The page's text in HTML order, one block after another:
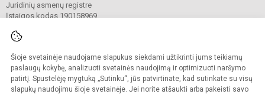
Šioje svetainėje naudojame slapukus siekdami užtikrinti jums teikiamų
paslaugų kokybę, analizuoti svetainės naudojimą ir optimizuoti naršymo
patirtį. Spustelėję mygtuką „Sutinku“, jūs patvirtinate, kad sutinkate su visų
slapukų naudojimu šioje svetainėje. Jei norite atšaukti arba pakeisti savo
Juridinių asmenų registre
Įstaigos kodas 190158969
© 2024. Mažeikių lopšelis-darželis „Žilvitis“. Visos teisės saugomos.
Kopijuoti turinį be raštiško įstaigos administracijos sutikimo griežtai draudžiama.
Prieinamumo paraiška Slapukų valdymas